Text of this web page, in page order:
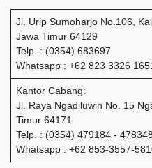
Jl. Urip Sumoharjo No.106,
Jawa Timur 64129
Telp. : (0354) 683697
Whatsapp : +62 823 3326
Kantor Cabang:
Jl. Raya Ngadiluwih No. 15
Timur 64171
Telp. : (0354) 479184 - 478348
Whatsapp : +62 853-3557-